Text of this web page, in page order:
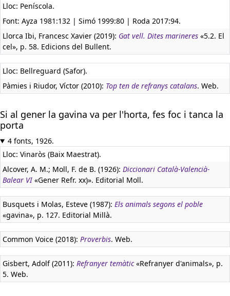
Lloc: Peníscola.
Font: Ayza 1981:132 | Simó 1999:80 | Roda 2017:94.
Llorca Ibi, Francesc Xavier (2019): Gat vell. Dites marineres «5.2. El
cel», p. 58. Edicions del Bullent.
Lloc: Bellreguard (Safor).
Pàmies i Riudor, Víctor (2010): Top ten de refranys catalans. Web.
Si al gener la gavina va per l'horta, fes foc i tanca la
porta
4 fonts, 1926.
Lloc: Vinaròs (Baix Maestrat).
Alcover, A. M.; Moll, F. de B. (1926): Diccionari Català-Valencià-
Balear VI«Gener Refr. xx)». Editorial Moll.
Busquets i Molas, Esteve (1987): Els animals segons el poble
«gavina», p. 127. Editorial Millà.
Common Voice (2018): Proverbis. Web.
Gisbert, Adolf (2011): Refranyer temàtic«Refranyer d'animals», p.
5. Web.